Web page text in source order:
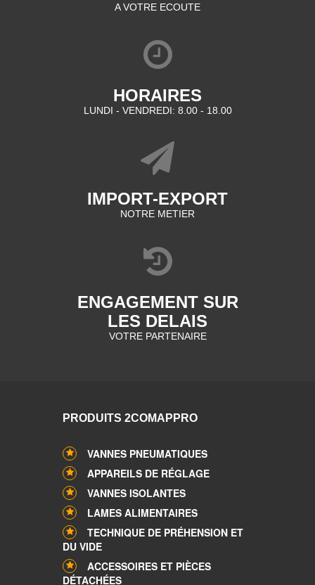
A VOTRE ECOUTE
HORAIRES
LUNDI - VENDREDI: 8.00 - 18.00
IMPORT-EXPORT
NOTRE METIER
ENGAGEMENT SUR
LES DELAIS
VOTRE PARTENAIRE
PRODUITS 2COMAPPRO
VANNES PNEUMATIQUES
APPAREILS DE RÉGLAGE
VANNES ISOLANTES
LAMES ALIMENTAIRES
TECHNIQUE DE PRÉHENSION ET
DU VIDE
ACCESSOIRES ET PIÈCES
DÉTACHÉES